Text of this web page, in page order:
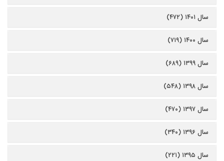
سال ۱۴۰۱ (۴۷۲)
سال ۱۴۰۰ (۷۱۹)
سال ۱۳۹۹ (۶۸۹)
سال ۱۳۹۸ (۵۴۸)
سال ۱۳۹۷ (۴۷۰)
سال ۱۳۹۶ (۳۴۰)
سال ۱۳۹۵ (۲۲۱)